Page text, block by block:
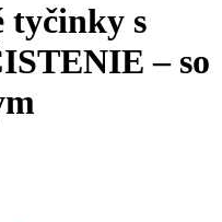
tyčinky s
– so